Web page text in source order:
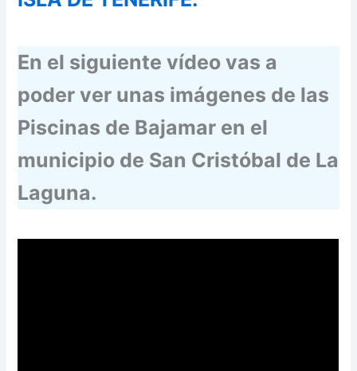
En el siguiente vídeo vas a
poder ver unas imágenes de las
Piscinas de Bajamar en el
municipio de San Cristóbal de La
Laguna.